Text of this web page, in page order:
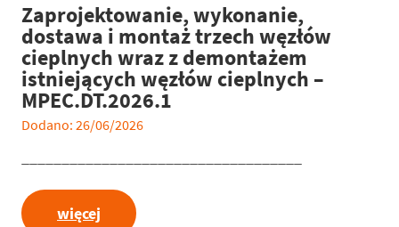
Zaprojektowanie, wykonanie,
dostawa i montaż trzech węzłów
cieplnych wraz z demontażem
istniejących węzłów cieplnych –
MPEC.DT.2026.1
Dodano: 26/06/2026
więcej